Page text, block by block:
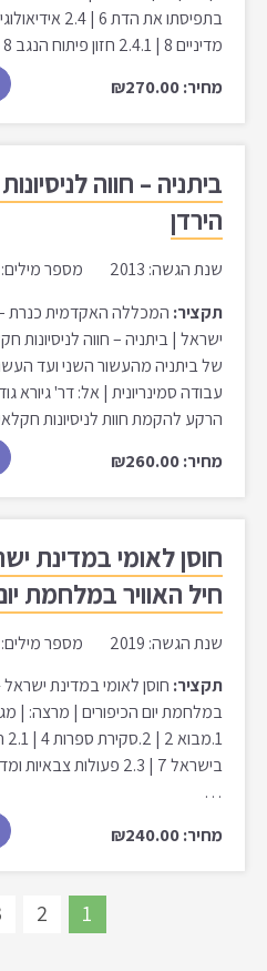
בתפיסתו את הדת
מדיניים 8 | 2.4.1 חזון פיתוח הנגב 8 …
מחיר: ₪270.00
ביתניה – חווה
הירדן
שנת הגשה: 2013 מספר מילים: 10777
תקציר: המכללה האקדמית כנרת
ישראל | ביתניה – חווה לניסיונות
עבודה סמינריונית | אל: דר' גיורא
הרקע להקמת חוות לניסיונות
מחיר: ₪260.00
חוסן לאומי במדינת
חיל האוויר במלחמת
שנת הגשה: 2019 מספר מילים: 7015
תקציר: חוסן לאומי במדינת ישראל
במלחמת יום הכיפורים | מרצה: |
…
מחיר: ₪240.00
1
2